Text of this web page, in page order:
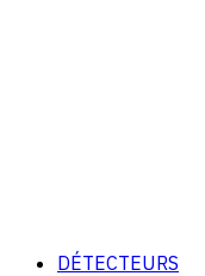
DÉTECTEURS